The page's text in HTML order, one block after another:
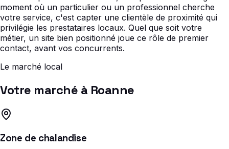
moment où un particulier ou un professionnel cherche
votre service, c'est capter une clientèle de proximité qui
privilégie les prestataires locaux. Quel que soit votre
métier, un site bien positionné joue ce rôle de premier
contact, avant vos concurrents.
Le marché local
Votre marché à Roanne
Zone de chalandise